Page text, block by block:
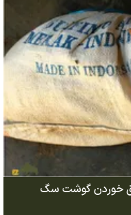
عاشق خوردن گوشت سگ